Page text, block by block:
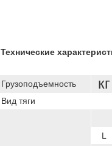
Технические
Грузоподъемность кг
Вид тяги
L